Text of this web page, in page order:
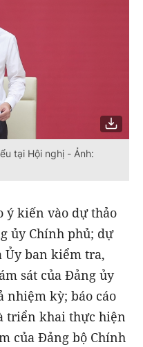
tại Hội nghị - Ảnh:
ý kiến vào dự thảo
ủy Chính phủ; dự
Ủy ban kiểm tra,
sát của Đảng ủy
nhiệm kỳ; báo cáo
triển khai thực hiện
của Đảng bộ Chính